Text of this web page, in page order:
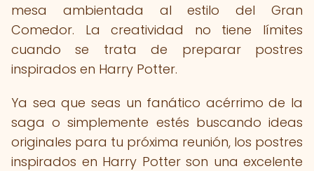
mesa ambientada al estilo del Gran
Comedor. La creatividad no tiene límites
cuando se trata de preparar postres
inspirados en Harry Potter.
Ya sea que seas un fanático acérrimo de la
saga o simplemente estés buscando ideas
originales para tu próxima reunión, los postres
inspirados en Harry Potter son una excelente